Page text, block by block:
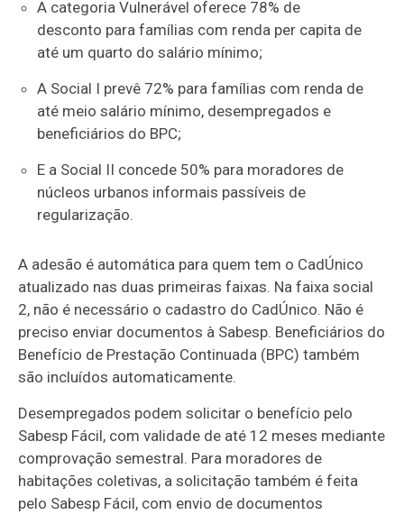
A categoria Vulnerável oferece 78% de
desconto para famílias com renda per capita de
até um quarto do salário mínimo;
A Social I prevê 72% para famílias com renda de
até meio salário mínimo, desempregados e
beneficiários do BPC;
E a Social II concede 50% para moradores de
núcleos urbanos informais passíveis de
regularização.
A adesão é automática para quem tem o CadÚnico
atualizado nas duas primeiras faixas. Na faixa social
2, não é necessário o cadastro do CadÚnico. Não é
preciso enviar documentos à Sabesp. Beneficiários do
Benefício de Prestação Continuada (BPC) também
são incluídos automaticamente.
Desempregados podem solicitar o benefício pelo
Sabesp Fácil, com validade de até 12 meses mediante
comprovação semestral. Para moradores de
habitações coletivas, a solicitação também é feita
pelo Sabesp Fácil, com envio de documentos